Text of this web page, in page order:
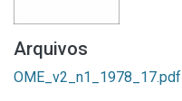
Arquivos
OME_v2_n1_1978_17.pdf